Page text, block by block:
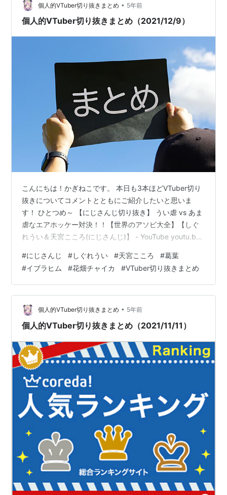
個人的VTuber切り抜きまとめ • 5年前
個人的VTuber切り抜きまとめ（2021/12/9）
こんにちは！かぎねこです。 本日も3本ほどVTuber切り
抜きについてコメントとともにご紹介したいと思いま
す！ ひとつめ～ 【にじさんじ切り抜き】 うい虐 vs あま
虐なエアホッケー対決！！【世界のアソビ大全】【しぐ
れうい＆天宮こころ(にじさんじ)】 - YouTube youtu.be
宮こころ」がゲストで来た際の切り抜きになります！ ど
っちもふにゃふにゃで可愛い この2人の「あ？やる
か？」を聴くとレッサーパンダの威嚇を思い出す この切
り抜きをもっと世界に広めれば戦争って無くなるんじゃ
なかろうか メランコリック (Cover) ふたつめ～ 【…
#にじさんじ #しぐれうい #天宮こころ #葛葉
#イブラヒム #花畑チャイカ #VTuber切り抜きまとめ
個人的VTuber切り抜きまとめ • 5年前
個人的VTuber切り抜きまとめ（2021/11/11）